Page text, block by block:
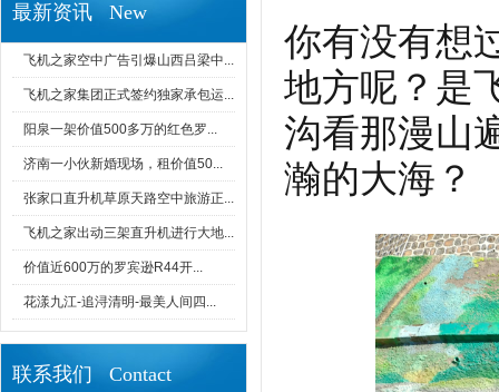
最新资讯 New
飞机之家空中广告引爆山西吕梁中...
飞机之家集团正式签约独家承包运...
阳泉一架价值500多万的红色罗...
济南一小伙新婚现场，租价值50...
张家口直升机草原天路空中旅游正...
飞机之家出动三架直升机进行大地...
价值近600万的罗宾逊R44开...
花漾九江-追浔清明-最美人间四...
联系我们 Contact
你有没有想
地方呢？是
沟看那漫山
瀚的大海？